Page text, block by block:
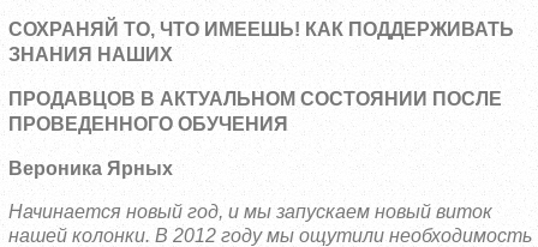
СОХРАНЯЙ ТО, ЧТО ИМЕЕШЬ! КАК ПОДДЕРЖИВАТЬ
ЗНАНИЯ НАШИХ
ПРОДАВЦОВ В АКТУАЛЬНОМ СОСТОЯНИИ ПОСЛЕ
ПРОВЕДЕННОГО ОБУЧЕНИЯ
Вероника Ярных
Начинается новый год, и мы запускаем новый виток
нашей колонки. В 2012 году мы ощутили необходимость